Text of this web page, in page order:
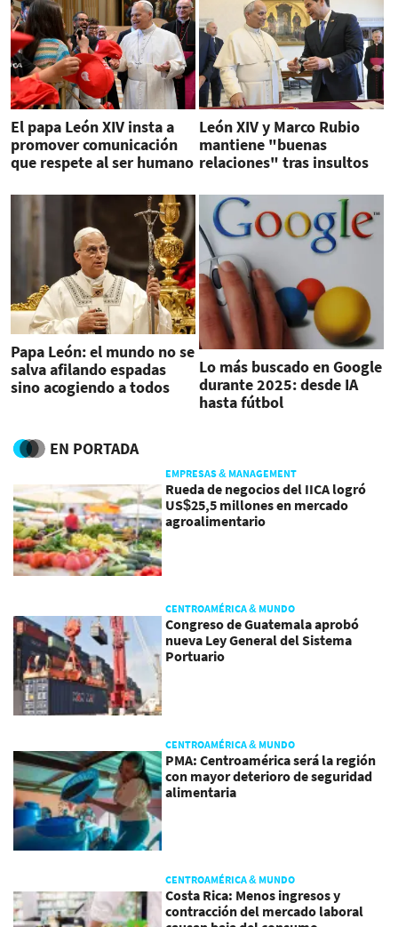
El papa León XIV insta a
promover comunicación
que respete al ser humano
León XIV y Marco Rubio
mantiene "buenas
relaciones" tras insultos
Papa León: el mundo no se
salva afilando espadas
sino acogiendo a todos
Lo más buscado en Google
durante 2025: desde IA
hasta fútbol
EN PORTADA
EMPRESAS & MANAGEMENT
Rueda de negocios del IICA logró
US$25,5 millones en mercado
agroalimentario
CENTROAMÉRICA & MUNDO
Congreso de Guatemala aprobó
nueva Ley General del Sistema
Portuario
CENTROAMÉRICA & MUNDO
PMA: Centroamérica será la región
con mayor deterioro de seguridad
alimentaria
CENTROAMÉRICA & MUNDO
Costa Rica: Menos ingresos y
contracción del mercado laboral